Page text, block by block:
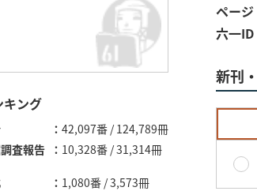
キング
42,097番 / 124,789冊
査報告
10,328番 / 31,314冊
1,080番 / 3,573冊
ページ
六一ID
新刊